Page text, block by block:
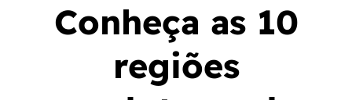
Conheça as 10
regiões